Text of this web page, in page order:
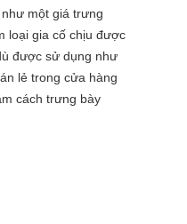
một giá trưng
loại gia cố chịu được
được sử dụng như
lẻ trong cửa hàng
cách trưng bày